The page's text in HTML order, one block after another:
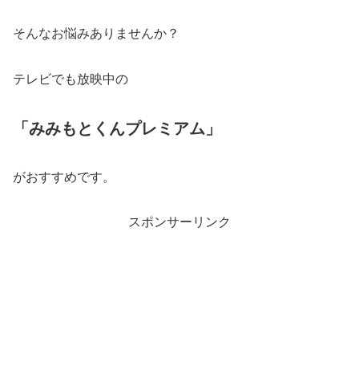
そんなお悩みありませんか？
テレビでも放映中の
「みみもとくんプレミアム」
がおすすめです。
スポンサーリンク